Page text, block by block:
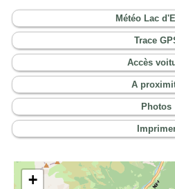
Météo Lac
Trace
Accès
A
Photos
+